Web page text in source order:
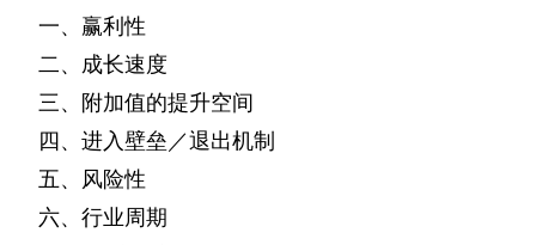
一、赢利性
二、成长速度
三、附加值的提升空间
四、进入壁垒／退出机制
五、风险性
六、行业周期